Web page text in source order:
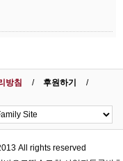
방침
후원하기
All rights reserved